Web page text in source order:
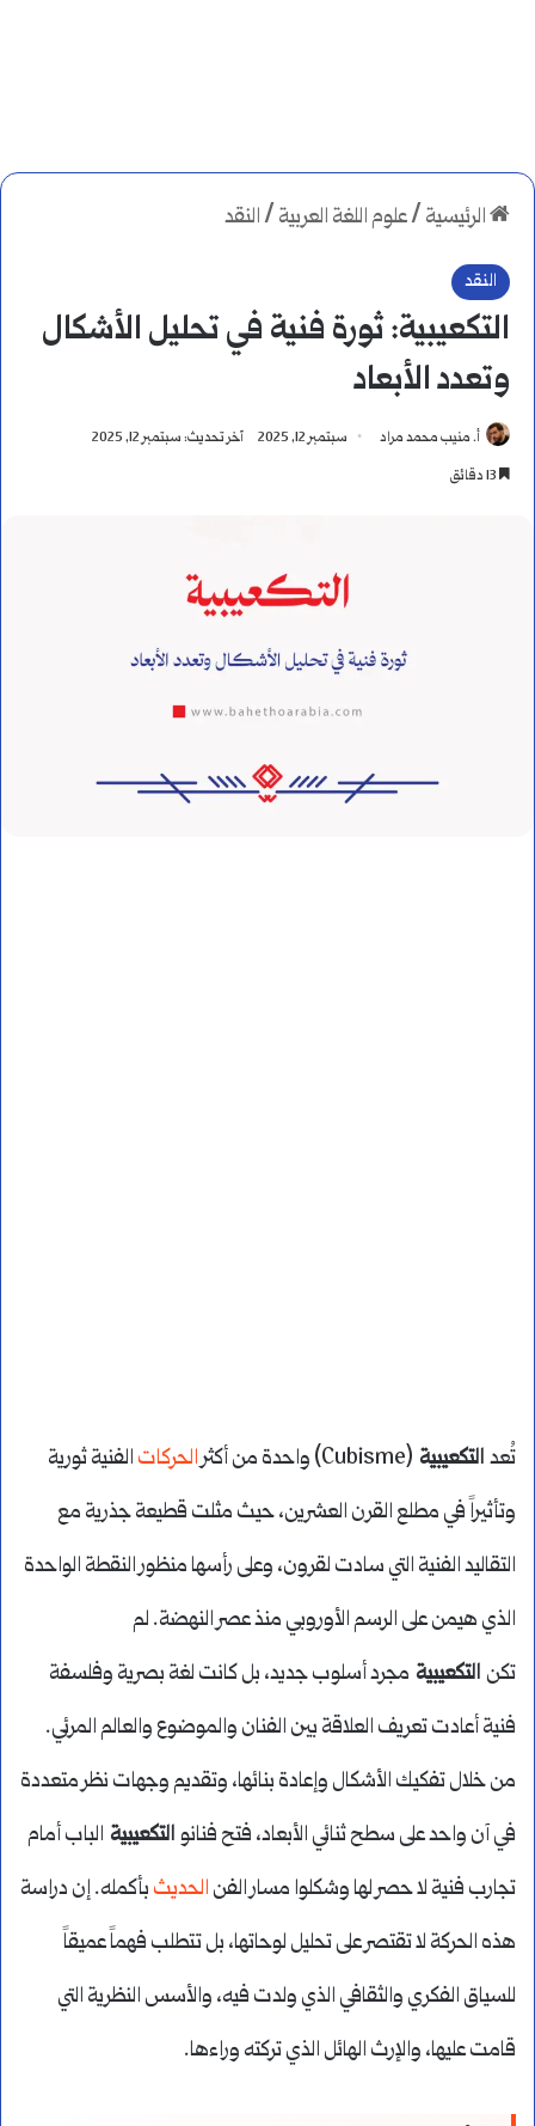
الرئيسية /علوم اللغة العربية /النقد
النقد
التكعيبية: ثورة فنية في تحليل الأشكال
وتعدد الأبعاد
أ. منيب محمد مراد سبتمبر 12, 2025
آخر تحديث: سبتمبر 12, 2025
تُعد التكعيبية (Cubisme) واحدة من أكثر الحركات الفنية ثورية
وتأثيراً في مطلع القرن العشرين، حيث مثلت قطيعة جذرية مع
التقاليد الفنية التي سادت لقرون، وعلى رأسها منظور النقطة الواحدة
الذي هيمن على الرسم الأوروبي منذ عصر النهضة. لم
تكن التكعيبية مجرد أسلوب جديد، بل كانت لغة بصرية وفلسفة
فنية أعادت تعريف العلاقة بين الفنان والموضوع والعالم المرئي.
من خلال تفكيك الأشكال وإعادة بنائها، وتقديم وجهات نظر متعددة
في آن واحد على سطح ثنائي الأبعاد، فتح فنانو التكعيبية الباب أمام
تجارب فنية لا حصر لها وشكلوا مسار الفن الحديث بأكمله. إن دراسة
هذه الحركة لا تقتصر على تحليل لوحاتها، بل تتطلب فهماً عميقاً
للسياق الفكري والثقافي الذي ولدت فيه، والأسس النظرية التي
قامت عليها، والإرث الهائل الذي تركته وراءها.